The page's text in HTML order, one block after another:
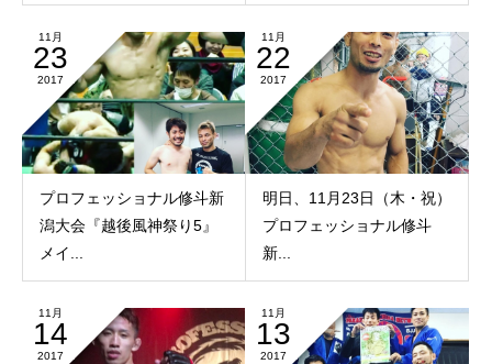
11月
23
2017
プロフェッショナル修斗新
潟大会『越後風神祭り5』
メイ...
11月
22
2017
明日、11月23日（木・祝）
プロフェッショナル修斗
新...
11月
14
2017
11月
13
2017